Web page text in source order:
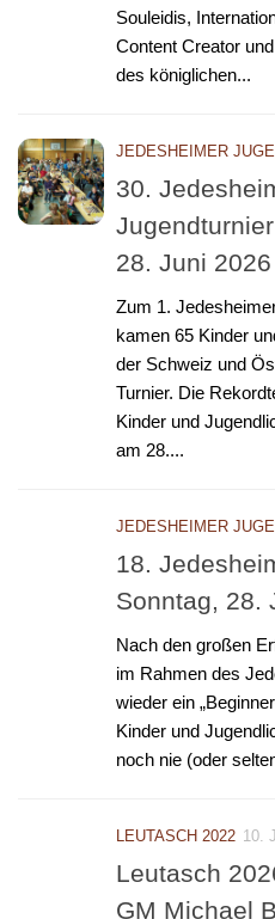
Souleidis,
Content Creator
des königlichen...
JEDESHEIMER
30.
28. Juni
Zum 1.
kamen 65 Kinder
der Schweiz und
Turnier. Die
Kinder und
am 28....
JEDESHEIMER
18.
Sonntag, 28.
Nach den großen
im Rahmen des
wieder ein
Kinder und
noch nie (oder
LEUTASCH 2022 10.
Leutasch
GM Michael